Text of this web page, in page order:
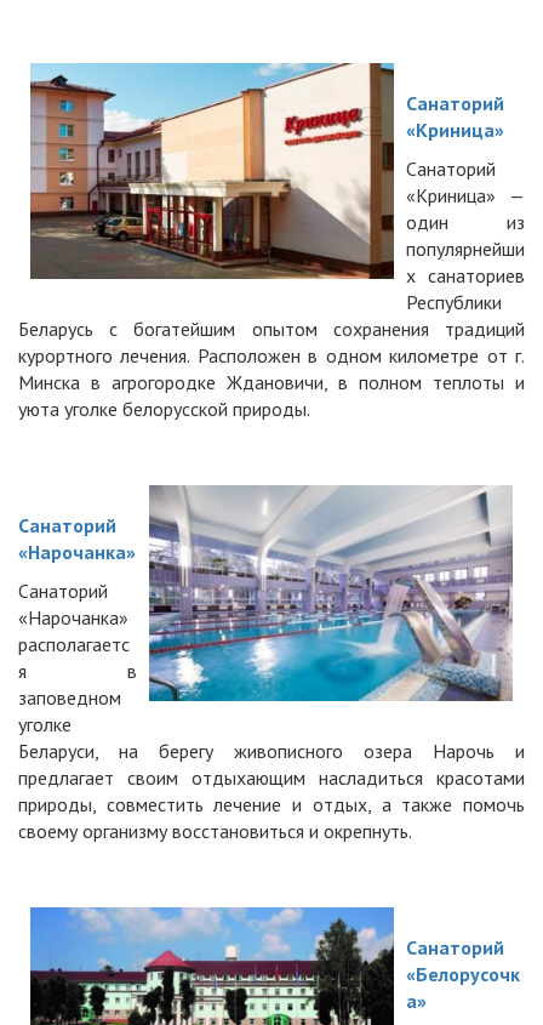
Санаторий
«Криница»
Санаторий
«Криница» —
один из
популярнейши
х санаториев
Республики
Беларусь с богатейшим опытом сохранения традиций
курортного лечения. Расположен в одном километре от г.
Минска в агрогородке Ждановичи, в полном теплоты и
уюта уголке белорусской природы.
Санаторий
«Нарочанка»
Санаторий
«Нарочанка»
располагаетс
я в
заповедном
уголке
Беларуси, на берегу живописного озера Нарочь и
предлагает своим отдыхающим насладиться красотами
природы, совместить лечение и отдых, а также помочь
своему организму восстановиться и окрепнуть.
Санаторий
«Белорусочк
а»